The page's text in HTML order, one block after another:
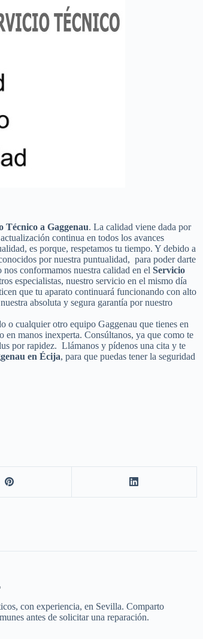
Técnico a Gaggenau. La calidad viene dada por
continua en todos los avances
es porque, respetamos tu tiempo. Y debido a
por nuestra puntualidad, para poder darte
conformamos nuestra calidad en el Servicio
especialistas, nuestro servicio en el mismo día
que tu aparato continuará funcionando con alto
absoluta y segura garantía por nuestro
o cualquier otro equipo Gaggenau que tienes en
en manos inexperta. Consúltanos, ya que como te
por rapidez. Llámanos y pídenos una cita y te
en Écija, para que puedas tener la seguridad
con experiencia, en Sevilla. Comparto
antes de solicitar una reparación.